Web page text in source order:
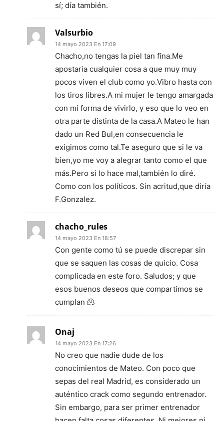
sí; día también.
Valsurbio
14 mayo 2023 En 17:09
Chacho,no tengas la piel tan fina.Me
apostaría cualquier cosa a que muy muy
pocos viven el club como yo.Vibro hasta con
los tiros libres.A mi mujer le tengo amargada
con mi forma de vivirlo, y eso que lo veo en
otra parte distinta de la casa.A Mateo le han
dado un Red Bul,en consecuencia le
exigimos como tal.Te aseguro que si le va
bien,yo me voy a alegrar tanto como el que
más.Pero si lo hace mal,también lo diré.
Como con los políticos. Sin acritud,que diría
F.Gonzalez.
chacho_rules
14 mayo 2023 En 18:57
Con gente como tú se puede discrepar sin
que se saquen las cosas de quicio. Cosa
complicada en este foro. Saludos; y que
esos buenos deseos que compartimos se
cumplan 🫠
Onaj
14 mayo 2023 En 17:26
No creo que nadie dude de los
conocimientos de Mateo. Con poco que
sepas del real Madrid, es considerado un
auténtico crack como segundo entrenador.
Sin embargo, para ser primer entrenador